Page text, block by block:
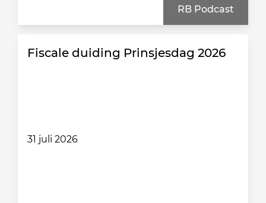
RB Podcast
Fiscale duiding Prinsjesdag 2026
31 juli 2026